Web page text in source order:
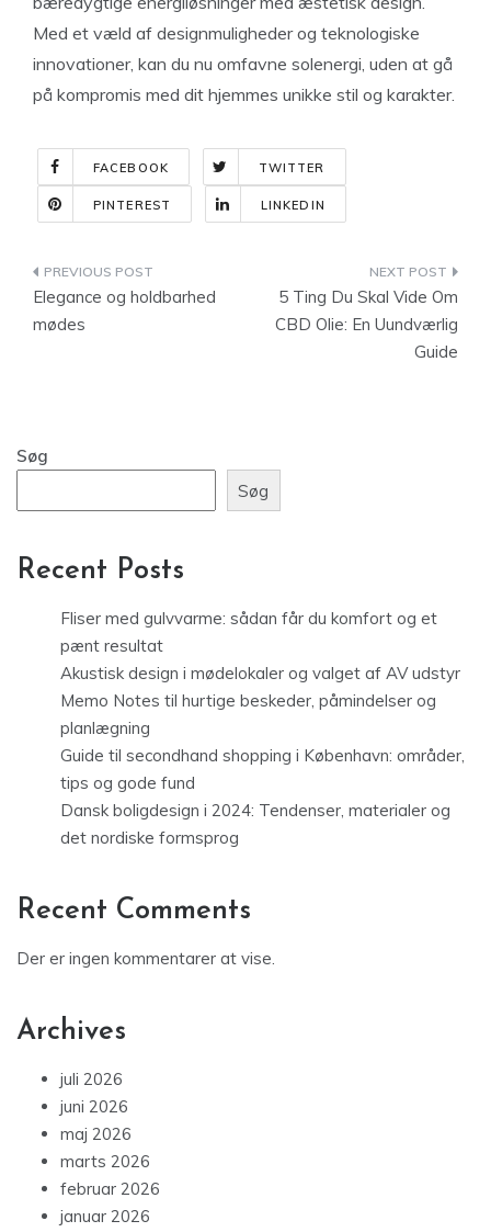
Med et væld af designmuligheder og teknologiske
innovationer, kan du nu omfavne solenergi, uden at gå
på kompromis med dit hjemmes unikke stil og karakter.
FACEBOOK TWITTER
PINTEREST LINKEDIN
Indlægsnavigation
Elegance og holdbarhed
mødes
5 Ting Du Skal Vide Om
CBD Olie: En Uundværlig
Guide
Søg
Søg
Recent Posts
Fliser med gulvvarme: sådan får du komfort og et
pænt resultat
Akustisk design i mødelokaler og valget af AV udstyr
Memo Notes til hurtige beskeder, påmindelser og
planlægning
Guide til secondhand shopping i København: områder,
tips og gode fund
Dansk boligdesign i 2024: Tendenser, materialer og
det nordiske formsprog
Recent Comments
Der er ingen kommentarer at vise.
Archives
juli 2026
juni 2026
maj 2026
marts 2026
februar 2026
januar 2026